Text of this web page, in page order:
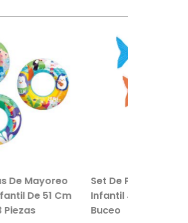
Set De Peces De Colores
Infantil Juguetes Para
Buceo